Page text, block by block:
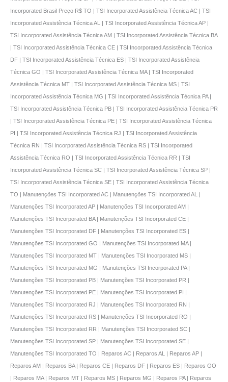
Incorporated Brasil Preço R$ TO | TSI Incorporated Assistência Técnica AC | TSI
Incorporated Assistência Técnica AL | TSI Incorporated Assistência Técnica AP |
TSI Incorporated Assistência Técnica AM | TSI Incorporated Assistência Técnica BA
| TSI Incorporated Assistência Técnica CE | TSI Incorporated Assistência Técnica
DF | TSI Incorporated Assistência Técnica ES | TSI Incorporated Assistência
Técnica GO | TSI Incorporated Assistência Técnica MA | TSI Incorporated
Assistência Técnica MT | TSI Incorporated Assistência Técnica MS | TSI
Incorporated Assistência Técnica MG | TSI Incorporated Assistência Técnica PA |
TSI Incorporated Assistência Técnica PB | TSI Incorporated Assistência Técnica PR
| TSI Incorporated Assistência Técnica PE | TSI Incorporated Assistência Técnica
PI | TSI Incorporated Assistência Técnica RJ | TSI Incorporated Assistência
Técnica RN | TSI Incorporated Assistência Técnica RS | TSI Incorporated
Assistência Técnica RO | TSI Incorporated Assistência Técnica RR | TSI
Incorporated Assistência Técnica SC | TSI Incorporated Assistência Técnica SP |
TSI Incorporated Assistência Técnica SE | TSI Incorporated Assistência Técnica
TO | Manutenções TSI Incorporated AC | Manutenções TSI Incorporated AL |
Manutenções TSI Incorporated AP | Manutenções TSI Incorporated AM |
Manutenções TSI Incorporated BA | Manutenções TSI Incorporated CE |
Manutenções TSI Incorporated DF | Manutenções TSI Incorporated ES |
Manutenções TSI Incorporated GO | Manutenções TSI Incorporated MA |
Manutenções TSI Incorporated MT | Manutenções TSI Incorporated MS |
Manutenções TSI Incorporated MG | Manutenções TSI Incorporated PA |
Manutenções TSI Incorporated PB | Manutenções TSI Incorporated PR |
Manutenções TSI Incorporated PE | Manutenções TSI Incorporated PI |
Manutenções TSI Incorporated RJ | Manutenções TSI Incorporated RN |
Manutenções TSI Incorporated RS | Manutenções TSI Incorporated RO |
Manutenções TSI Incorporated RR | Manutenções TSI Incorporated SC |
Manutenções TSI Incorporated SP | Manutenções TSI Incorporated SE |
Manutenções TSI Incorporated TO | Reparos AC | Reparos AL | Reparos AP |
Reparos AM | Reparos BA | Reparos CE | Reparos DF | Reparos ES | Reparos GO
| Reparos MA | Reparos MT | Reparos MS | Reparos MG | Reparos PA | Reparos